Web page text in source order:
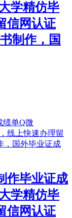
学精仿毕
信网认证
制作，国
作毕业证成
学精仿毕
信网认证